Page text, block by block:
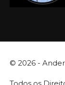
© 2026 -